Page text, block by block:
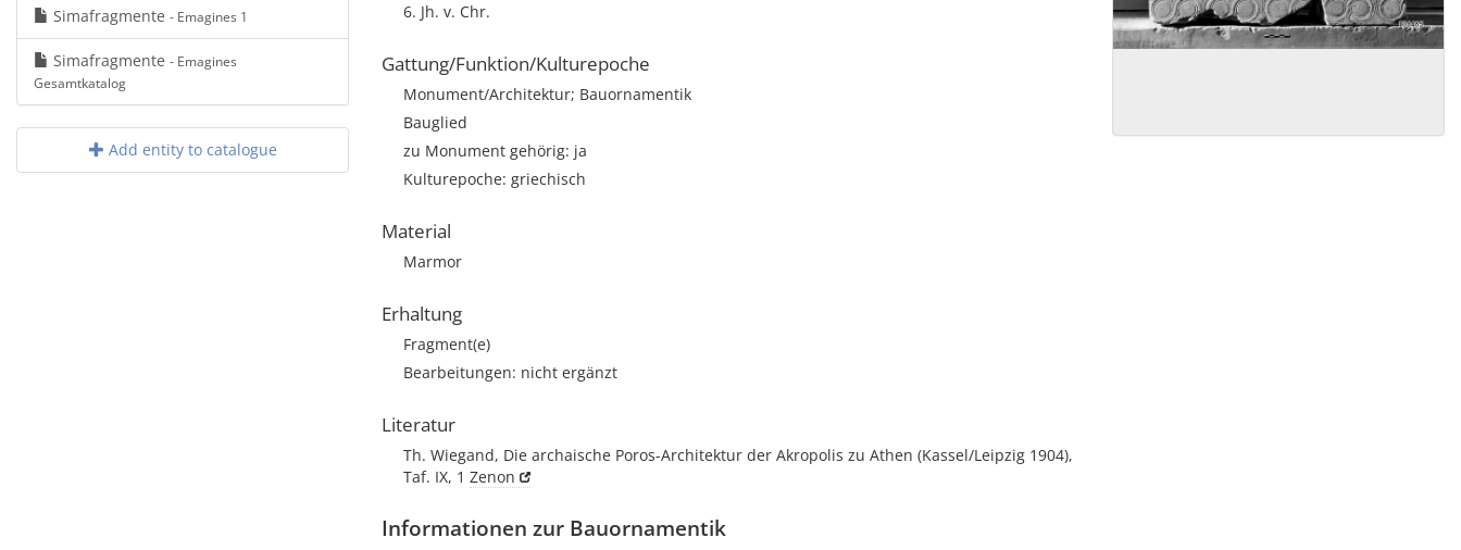
Simafragmente - Emagines 1
Simafragmente - Emagines
Gesamtkatalog
Add entity to catalogue
6. Jh. v. Chr.
Gattung/Funktion/Kulturepoche
Monument/Architektur; Bauornamentik
Bauglied
zu Monument gehörig: ja
Kulturepoche: griechisch
Material
Marmor
Erhaltung
Fragment(e)
Bearbeitungen: nicht ergänzt
Literatur
Th. Wiegand, Die archaische Poros-Architektur der Akropolis zu Athen (Kassel/Leipzig 1904),
Taf. IX, 1 Zenon
Informationen zur Bauornamentik